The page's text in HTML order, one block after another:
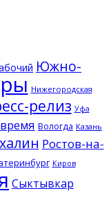
Южно-
Нижегородская
релиз Уфа
Вологда Казань
Ростов-на-
Киров
Сыктывкар